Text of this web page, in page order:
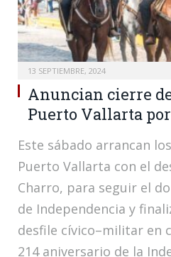
13 SEPTIEMBRE, 2024
Anuncian cierre
Puerto Vallarta
Este sábado arrancan
Puerto Vallarta con el
Charro, para seguir el
de Independencia y
desfile cívico–militar en
214 aniversario de la